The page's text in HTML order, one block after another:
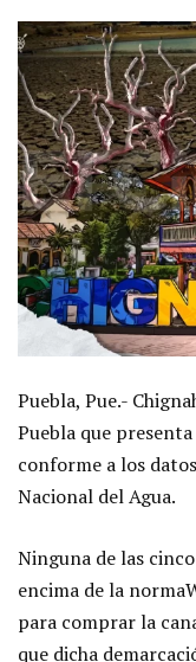
Puebla, Pue.-
Puebla que
conforme a los
Nacional del Agua.
Ninguna de las
encima de la
para comprar la
que dicha